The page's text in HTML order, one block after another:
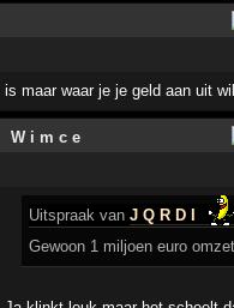
is maar waar je je geld aan uit
W i m c e
Uitspraak vanJ Q R D I
Gewoon 1 miljoen euro